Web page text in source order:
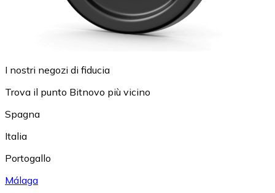
I nostri negozi di fiducia
Trova il punto Bitnovo più vicino
Spagna
Italia
Portogallo
Málaga